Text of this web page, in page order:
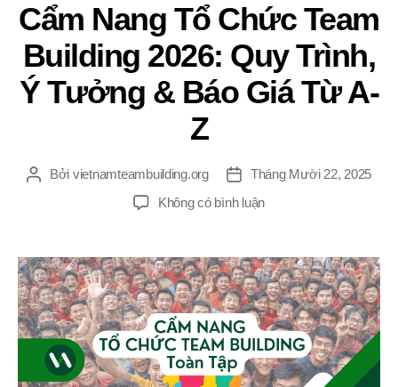
Cẩm Nang Tổ Chức Team
Building 2026: Quy Trình,
Ý Tưởng & Báo Giá Từ A-
Z
TácBởi vietnamteambuilding.org
Ngày
đăng
Tháng Mười 22, 2025
Không có bình luậnở
Tổ
Chức
Team
Building
2026:
Quy
Trình,